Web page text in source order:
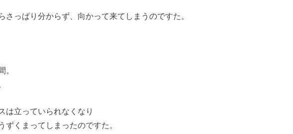
さっぱり分からず、向かって来てしまうのですた。
。
は立っていられなくなり
ずくまってしまったのですた。